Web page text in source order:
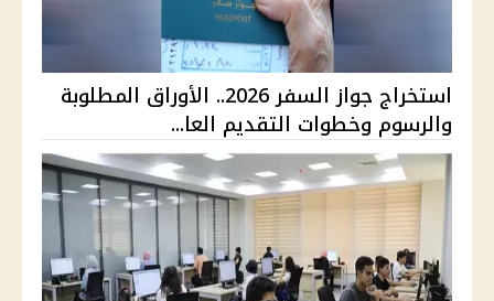
استخراج جواز السفر 2026.. الأوراق المطلوبة
والرسوم وخطوات التقديم العا...